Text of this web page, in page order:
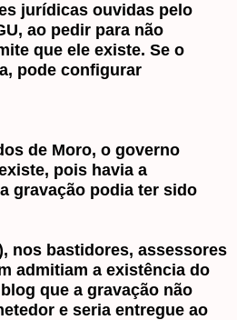
jurídicas ouvidas pelo
ao pedir para não
que ele existe. Se o
pode configurar
de Moro, o governo
pois havia a
gravação podia ter sido
nos bastidores, assessores
admitiam a existência do
que a gravação não
e seria entregue ao